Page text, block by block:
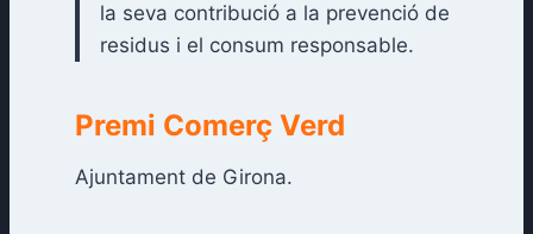
la seva contribució a la prevenció de
residus i el consum responsable.
Premi Comerç Verd
Ajuntament de Girona.